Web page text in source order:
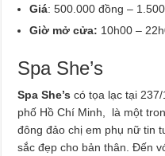
Giá: 500.000 đồng –
Giờ mở cửa: 10h00 –
Spa She’s
Spa She’s có tọa lạc tại
phố Hồ Chí Minh, là một
đông đảo chị em phụ nữ tin
sắc đẹp cho bản thân. Đến